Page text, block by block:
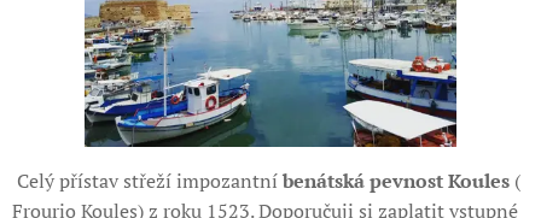
Celý přístav střeží impozantníbenátská pevnost Koules (
Frourio Koules) z roku 1523. Doporučuji si zaplatit vstupné